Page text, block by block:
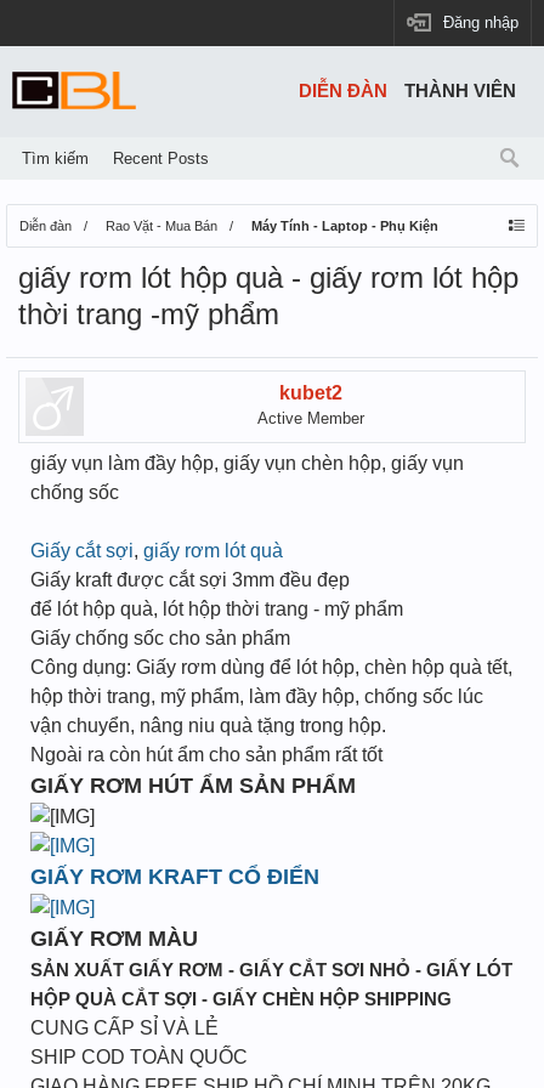
Đăng nhập
Diễn đàn Rao Vặt - Mua Bán Máy Tính - Laptop - Phụ Kiện
giấy rơm lót hộp quà - giấy rơm lót hộp
thời trang -mỹ phẩm
kubet2
Active Member
giấy vụn làm đầy hộp, giấy vụn chèn hộp, giấy vụn
chống sốc
Giấy cắt sợi, giấy rơm lót quà
Giấy kraft được cắt sợi 3mm đều đẹp
để lót hộp quà, lót hộp thời trang - mỹ phẩm
Giấy chống sốc cho sản phẩm
Công dụng: Giấy rơm dùng để lót hộp, chèn hộp quà tết,
hộp thời trang, mỹ phẩm, làm đầy hộp, chống sốc lúc
vận chuyển, nâng niu quà tặng trong hộp.
Ngoài ra còn hút ẩm cho sản phẩm rất tốt
GIẤY RƠM HÚT ẨM SẢN PHẨM
GIẤY RƠM KRAFT CỔ ĐIỂN
GIẤY RƠM MÀU
SẢN XUẤT GIẤY RƠM - GIẤY CẮT SƠI NHỎ - GIẤY LÓT
HỘP QUÀ CẮT SỢI - GIẤY CHÈN HỘP SHIPPING
CUNG CẤP SỈ VÀ LẺ
SHIP COD TOÀN QUỐC
DIỄN ĐÀN
Tìm kiếm Recent Posts
THÀNH VIÊN